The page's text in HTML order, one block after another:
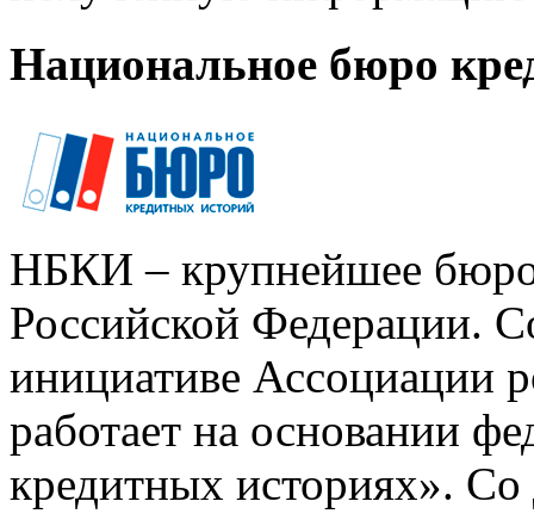
Национальное бюро
НБКИ – крупнейшее
Российской Федерации.
инициативе Ассоциации
работает на основании
кредитных историях».